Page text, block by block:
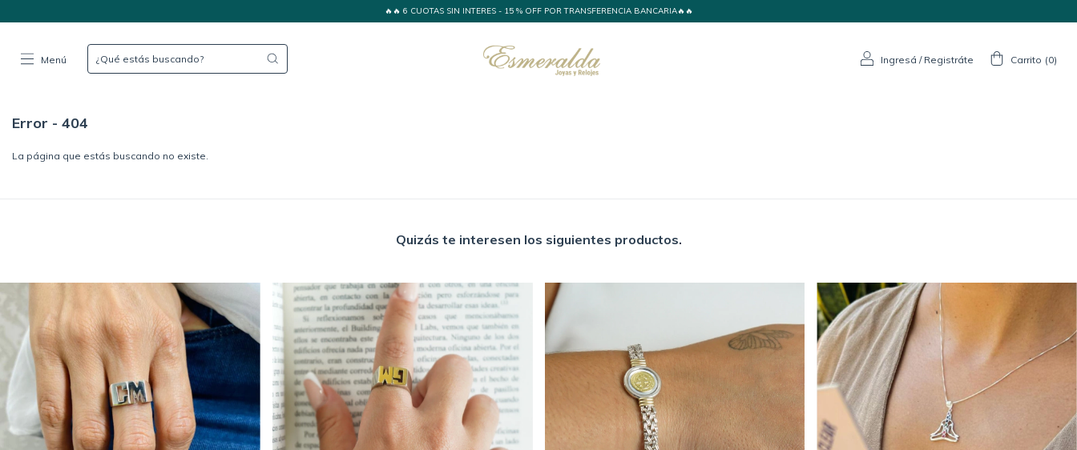
🔥🔥 6 CUOTAS SIN INTERES - 15 % OFF POR TRANSFERENCIA BANCARIA🔥🔥
Menú Ingresá / Registráte Carrito (0)
Error - 404
La página que estás buscando no existe.
Quizás te interesen los siguientes productos.